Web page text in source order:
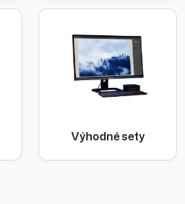
Výhodné sety